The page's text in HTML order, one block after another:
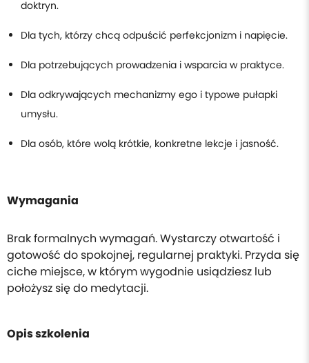
doktryn.
Dla tych, którzy chcą odpuścić perfekcjonizm i napięcie.
Dla potrzebujących prowadzenia i wsparcia w praktyce.
Dla odkrywających mechanizmy ego i typowe pułapki
umysłu.
Dla osób, które wolą krótkie, konkretne lekcje i jasność.
Wymagania
Brak formalnych wymagań. Wystarczy otwartość i
gotowość do spokojnej, regularnej praktyki. Przyda się
ciche miejsce, w którym wygodnie usiądziesz lub
położysz się do medytacji.
Opis szkolenia